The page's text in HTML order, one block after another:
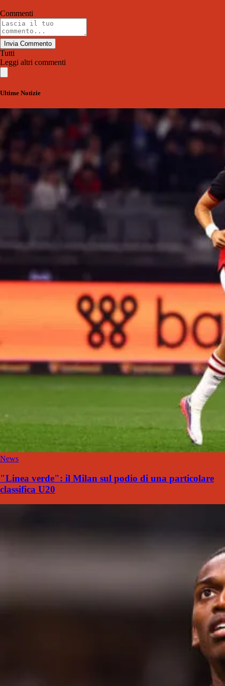
Commenti
Invia Commento
Tutti
Leggi altri commenti
Ultime Notizie
News
"Linea verde": il Milan sul podio di una particolare
classifica U20